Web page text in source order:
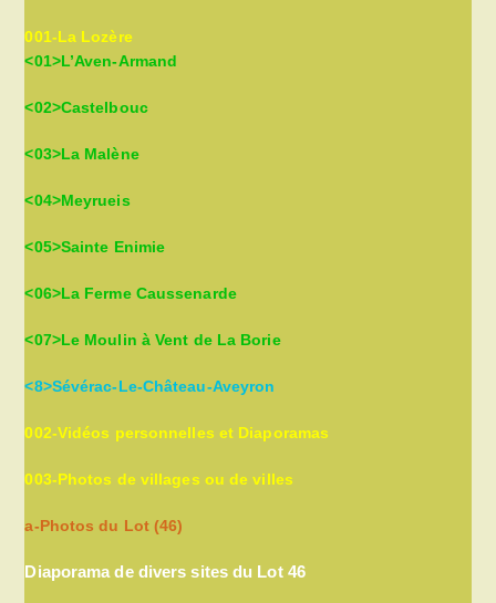
001-La Lozère
<01>L’Aven-Armand
<02>Castelbouc
<03>La Malène
<04>Meyrueis
<05>Sainte Enimie
<06>La Ferme Caussenarde
<07>Le Moulin à Vent de La Borie
<8>Sévérac-Le-Château-Aveyron
002-Vidéos personnelles et Diaporamas
003-Photos de villages ou de villes
a-Photos du Lot (46)
Diaporama de divers sites du Lot 46